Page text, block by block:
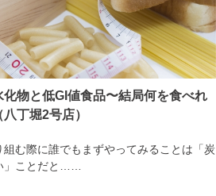
化物と低GI値食品〜結局何を食べれ
丁堀2号店）
組む際に誰でもまずやってみることは「炭
」ことだと……